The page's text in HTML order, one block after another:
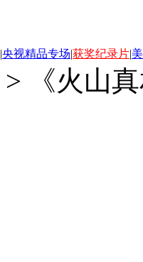
|央视精品专场|获奖纪录片|
>
《火山